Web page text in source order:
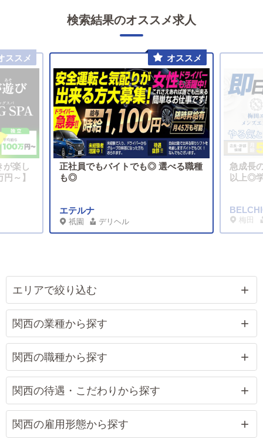
検索結果のオススメ求人
が楽し
～】
正社員でもバイトでも◎ 選べる職種
も◎
エテルナ
祇園 デリヘル
急成長
以上◎
梅田
エリアで絞り込む
関西の業種から探す
関西の職種から探す
関西の待遇・こだわりから探す
関西の雇用形態から探す